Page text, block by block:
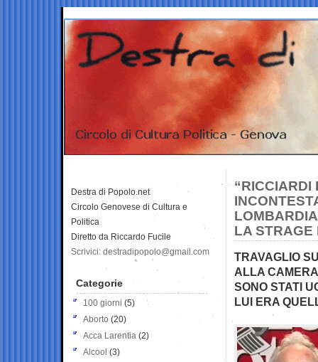
“RICCIARDI
LA STRAGE
TRAVAGLIO
ALLA
SONO STATI
LUI ERA
Destra di Popolo.net
Circolo Genovese di Cultura e
Politica
Diretto da Riccardo Fucile
Scrivici: destradipopolo@gmail.com
Categorie
100 giorni (5)
Aborto (20)
Acca Larentia (2)
Alcool (3)